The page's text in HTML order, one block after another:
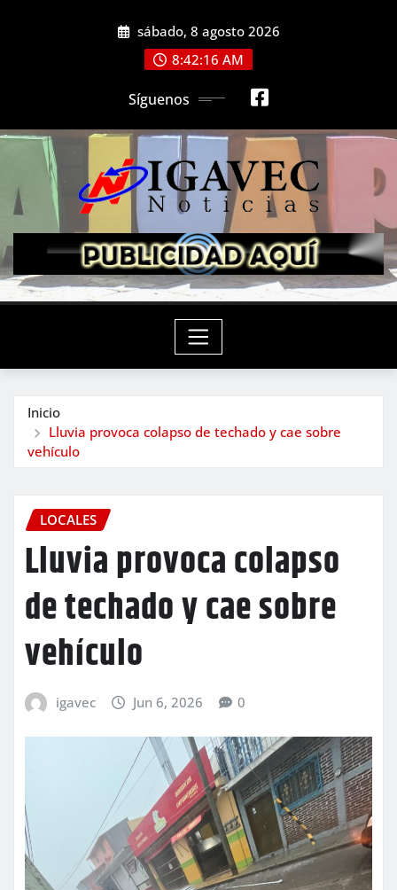
sábado, 8 agosto 2026
8:42:18 AM
Síguenos
Inicio
Lluvia provoca colapso de techado y cae sobre
vehículo
LOCALES
Lluvia provoca colapso
de techado y cae sobre
vehículo
igavec Jun 6, 2026 0